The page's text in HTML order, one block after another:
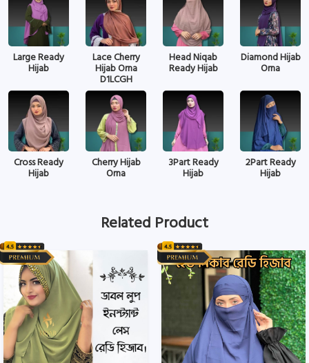
Large Ready
Hijab
Lace Cherry
Hijab Orna
D1LCGH
Head Niqab
Ready Hijab
Diamond Hijab
Orna
Cross Ready
Hijab
Cherry Hijab
Orna
3Part Ready
Hijab
2Part Ready
Hijab
Related Product